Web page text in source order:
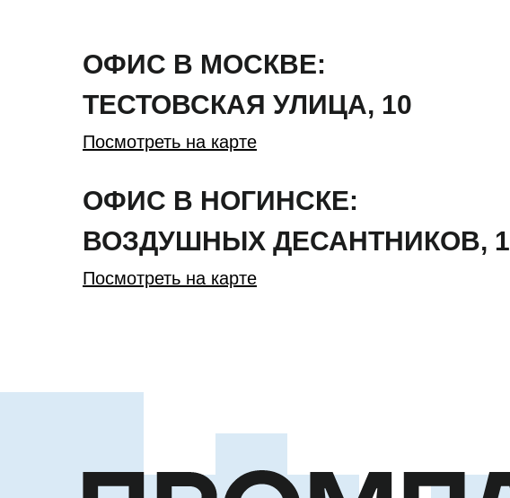
ОФИС В МОСКВЕ:
ТЕСТОВСКАЯ УЛИЦА, 10
ОФИС В НОГИНСКЕ:
ВОЗДУШНЫХ ДЕСАНТНИКОВ, 1
Посмотреть на карте
Посмотреть на карте